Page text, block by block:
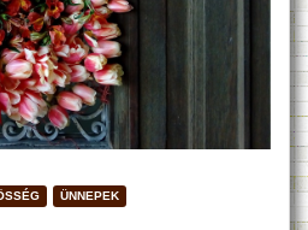
ÜNNEPEK